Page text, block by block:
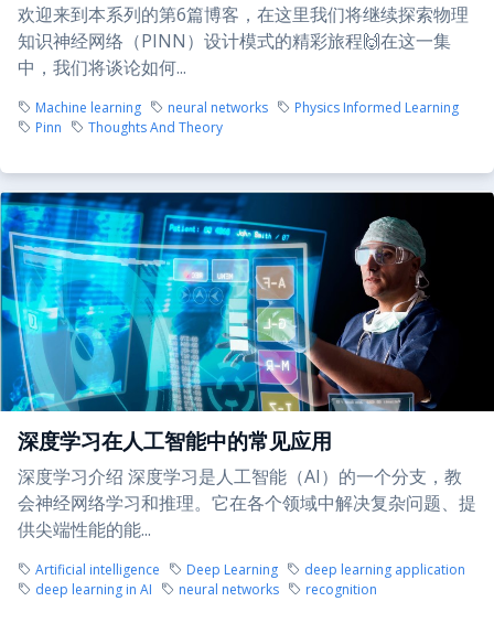
欢迎来到本系列的第6篇博客，在这里我们将继续探索物理
知识神经网络（PINN）设计模式的精彩旅程🙌在这一集
中，我们将谈论如何...
Machine learning neural networks
Physics Informed Learning
Pinn
Thoughts And Theory
深度学习在人工智能中的常见应用
深度学习介绍 深度学习是人工智能（AI）的一个分支，教
会神经网络学习和推理。它在各个领域中解决复杂问题、提
供尖端性能的能...
Artificial intelligence Deep Learning
deep learning application
deep learning in AI
neural networks recognition